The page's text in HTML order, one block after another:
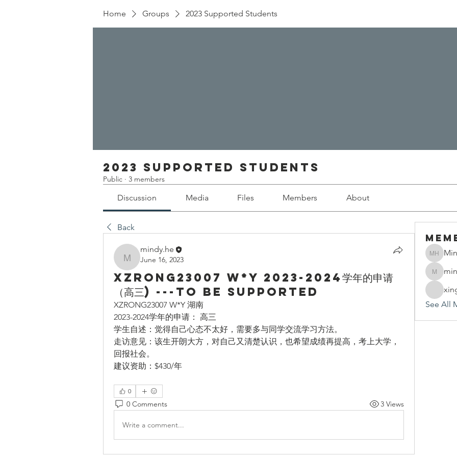
Home Groups 2023 Supported Students
2023 Supported Students
Public · 3 members
Discussion Media Files Members About
Back
mindy.he
mindy.he
June 16, 2023
XZRONG23007 W*Y 2023-2024学年的申请
（高三) ---To be supported
XZRONG23007 W*Y 湖南
2023-2024学年的申请： 高三
学生自述： 觉得自己心态不太好，需要多与同学交流学习方法。
走访意见：该生开朗大方，对自己又清楚认识，也希望成绩再提高，考上大学，
回报社会。
建议资助：$430/年
0
0 Comments 3 Views
Write a comment...
Mindy
See All